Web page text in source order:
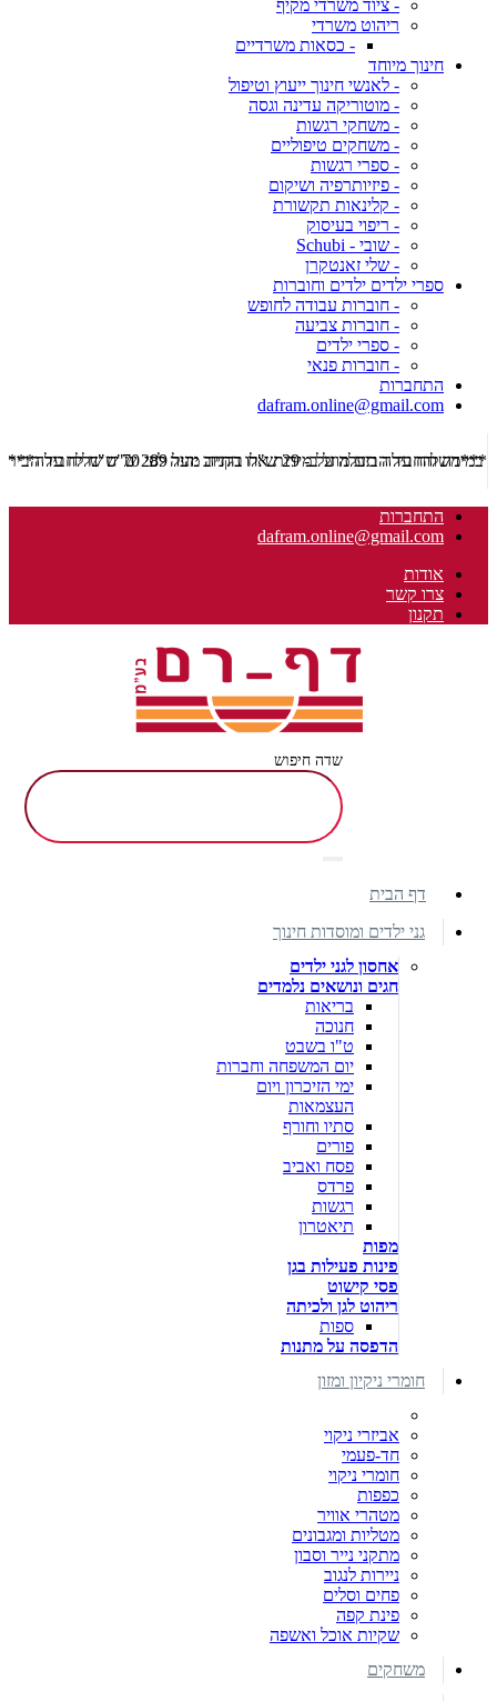
- ציוד משרדי מקיף
ריהוט משרדי
- כסאות משרדיים
חינוך מיוחד
- לאנשי חינוך ייעוץ וטיפול
- מוטוריקה עדינה וגסה
- משחקי רגשות
- משחקים טיפוליים
- ספרי רגשות
- פיזיותרפיה ושיקום
- קלינאות תקשורת
- ריפוי בעיסוק
- שובי - Schubi
- שלי זאנטקרן
ספרי ילדים ילדים וחוברות
- חוברות עבודה לחופש
- חוברות צביעה
- ספרי ילדים
- חוברות פנאי
התחברות
dafram.online@gmail.com
***משלוח עד הבית מוזל ב- 29 ש"ח בקניה מעל 289 ש"ח שליח עד הבית ***
התחברות
dafram.online@gmail.com
אודות
צרו קשר
תקנון
שדה חיפוש
דף הבית
גני ילדים ומוסדות חינוך
אחסון לגני ילדים
חגים ונושאים נלמדים
בריאות
חנוכה
ט"ו בשבט
יום המשפחה וחברות
ימי הזיכרון ויום
העצמאות
סתיו וחורף
פורים
פסח ואביב
פרדס
רגשות
תיאטרון
מפות
פינות פעילות בגן
פסי קישוט
ריהוט לגן ולכיתה
ספות
הדפסה על מתנות
חומרי ניקיון ומזון
אביזרי ניקוי
חד-פעמי
חומרי ניקוי
כפפות
מטהרי אוויר
מטליות ומגבונים
מתקני נייר וסבון
ניירות לנגוב
פחים וסלים
פינת קפה
שקיות אוכל ואשפה
משחקים